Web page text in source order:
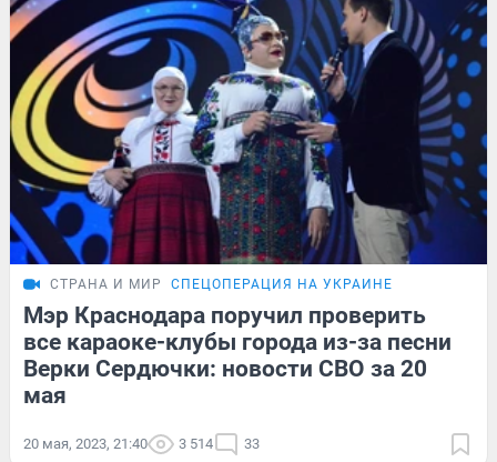
СТРАНА И МИР СПЕЦОПЕРАЦИЯ НА УКРАИНЕ
Мэр Краснодара поручил проверить
все караоке-клубы города из-за песни
Верки Сердючки: новости СВО за 20
мая
20 мая, 2023, 21:40 3 514 33